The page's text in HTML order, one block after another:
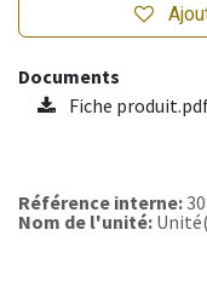
Documents
Fiche
Référence interne:
Nom de l'unité: